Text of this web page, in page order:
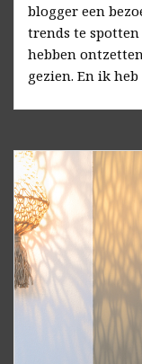
blogger een
trends te
hebben
gezien. En ik